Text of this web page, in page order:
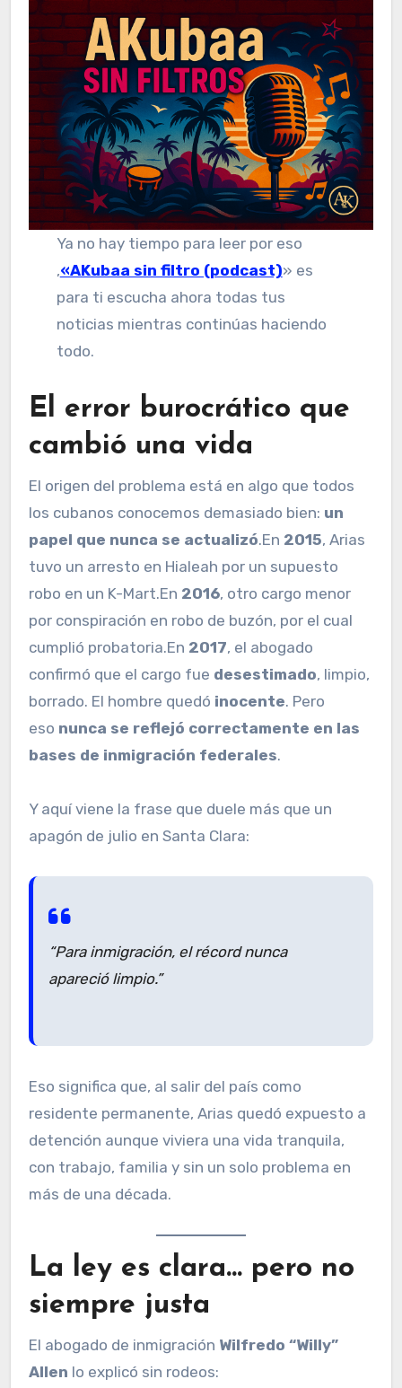
Ya no hay tiempo para leer por eso
,«AKubaa sin filtro (podcast)» es
para ti escucha ahora todas tus
noticias mientras continúas haciendo
todo.
El error burocrático que
cambió una vida
El origen del problema está en algo que todos
los cubanos conocemos demasiado bien: un
papel que nunca se actualizó.En 2015, Arias
tuvo un arresto en Hialeah por un supuesto
robo en un K-Mart.En 2016, otro cargo menor
por conspiración en robo de buzón, por el cual
cumplió probatoria.En 2017, el abogado
confirmó que el cargo fue desestimado, limpio,
borrado. El hombre quedó inocente. Pero
eso nunca se reflejó correctamente en las
bases de inmigración federales.
Y aquí viene la frase que duele más que un
apagón de julio en Santa Clara:
“Para inmigración, el récord nunca
apareció limpio.”
Eso significa que, al salir del país como
residente permanente, Arias quedó expuesto a
detención aunque viviera una vida tranquila,
con trabajo, familia y sin un solo problema en
más de una década.
La ley es clara… pero no
siempre justa
El abogado de inmigración Wilfredo “Willy”
Allen lo explicó sin rodeos: